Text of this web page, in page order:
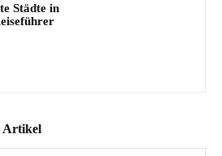
Städte in
Artikel